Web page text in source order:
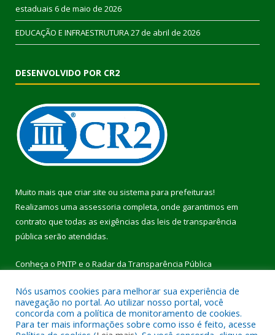
estaduais 6 de maio de 2026
EDUCAÇÃO E INFRAESTRUTURA27 de abril de 2026
DESENVOLVIDO POR CR2
Muito mais que criar site ou sistema para prefeituras!
Realizamos uma assessoria completa, onde garantimos em
contrato que todas as exigências das leis de transparência
pública serão atendidas.
Conheça o PNTP e o Radar da Transparência Pública
Todos os direitos reservados a Prefeitura Municipal de Pau
Nós usamos cookies para melhorar sua experiência de
navegação no portal. Ao utilizar nosso portal, você
concorda com a política de monitoramento de cookies.
Para ter mais informações sobre como isso é feito, acesse